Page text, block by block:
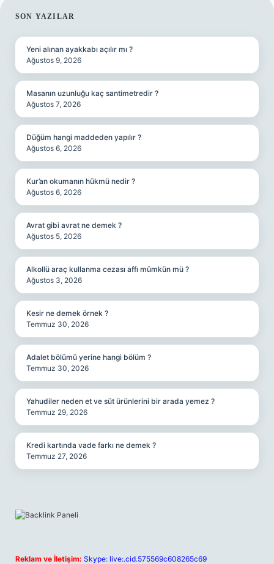
SIDEBAR
SON YAZILAR
Yeni alınan ayakkabı açılır mı ?
Ağustos 9, 2026
Masanın uzunluğu kaç santimetredir ?
Ağustos 7, 2026
Düğüm hangi maddeden yapılır ?
Ağustos 6, 2026
Kur’an okumanın hükmü nedir ?
Ağustos 6, 2026
Avrat gibi avrat ne demek ?
Ağustos 5, 2026
Alkollü araç kullanma cezası affı mümkün mü ?
Ağustos 3, 2026
Kesir ne demek örnek ?
Temmuz 30, 2026
Adalet bölümü yerine hangi bölüm ?
Temmuz 30, 2026
Yahudiler neden et ve süt ürünlerini bir arada yemez ?
Temmuz 29, 2026
Kredi kartında vade farkı ne demek ?
Temmuz 27, 2026
Reklam ve İletişim: Skype: live:.cid.575569c608265c69